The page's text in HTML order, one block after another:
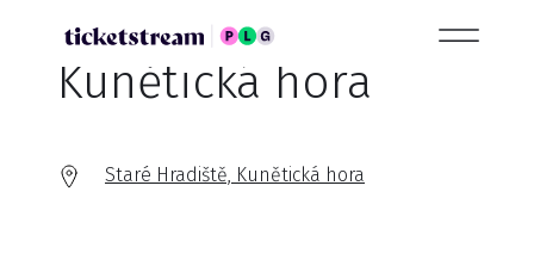
Kunětická hora
Staré Hradiště, Kunětická hora